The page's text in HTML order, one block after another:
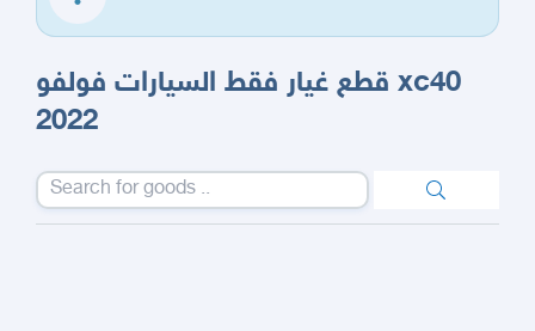
قطع غيار فقط السيارات فولفو xc40
2022